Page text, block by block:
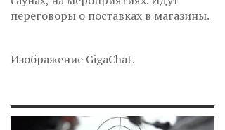
переговоры о поставках в магазины.
Изображение GigaChat.